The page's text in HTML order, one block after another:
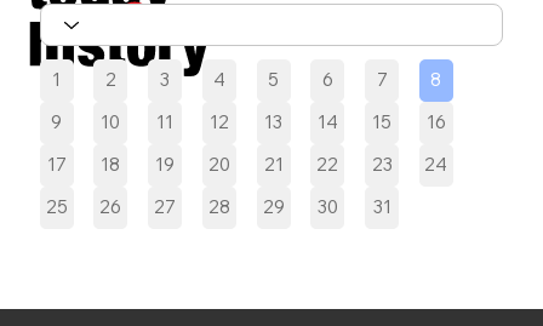
1 2 3 4 5 6 7
8
9
10 11 12 13 14 15
16
17
18 19 20 21 22 23
24
25
26 27 28 29 30 31